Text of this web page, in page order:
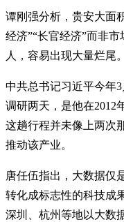
谭刚强分析，贵安大面
经济”“长官经济”而非
人，容易出现大量烂尾。
中共总书记习近平今年
调研两天，是他在2012
这趟行程并未像上两次
推动该产业。
唐任伍指出，大数据仅
转化成标志性的科技成
深圳、杭州等地以大数